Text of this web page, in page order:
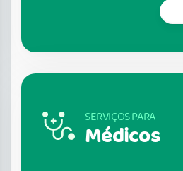
SERVIÇOS PARA
Médicos